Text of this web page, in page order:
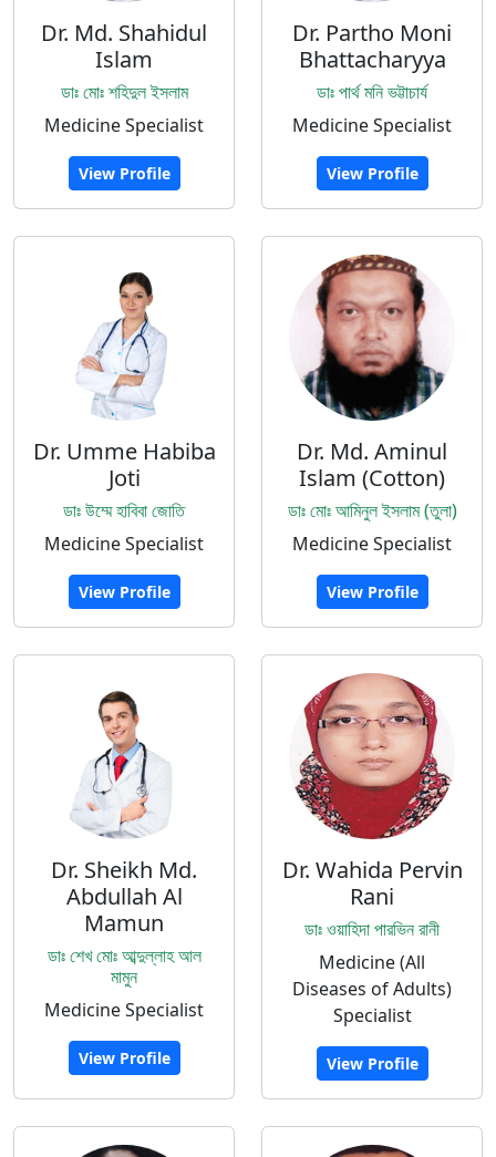
Dr. Md. Shahidul
Islam
ডাঃ মোঃ শহিদুল ইসলাম
Medicine Specialist
View Profile
Dr. Partho Moni
Bhattacharyya
ডাঃ পার্থ মনি ভট্টাচার্য
Medicine Specialist
View Profile
Dr. Umme Habiba
Joti
ডাঃ উম্মে হাবিবা জোতি
Medicine Specialist
View Profile
Dr. Md. Aminul
Islam (Cotton)
ডাঃ মোঃ আমিনুল ইসলাম (তুলা)
Medicine Specialist
View Profile
Dr. Sheikh Md.
Abdullah Al
Mamun
ডাঃ শেখ মোঃ আব্দুল্লাহ আল
মামুন
Medicine Specialist
View Profile
Dr. Wahida Pervin
Rani
ডাঃ ওয়াহিদা পারভিন রানী
Medicine (All
Diseases of Adults)
Specialist
View Profile